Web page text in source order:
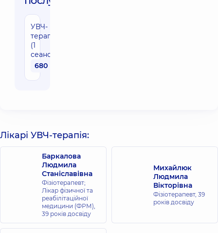
УВЧ-
терапія
(1
сеанс)
680 грн
Лікарі УВЧ-терапія:
Баркалова
Людмила
Станіславівна
Фізіотерапевт;
Лікар фізичної та
реабілітаційної
медицини (ФРМ),
39 років досвіду
Михайлюк
Людмила
Вікторівна
Фізіотерапевт, 39
років досвіду